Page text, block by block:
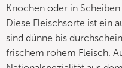
Knochen oder in
Diese Fleischsorte ist ein
sind dünne bis
frischem rohem Fleisch.